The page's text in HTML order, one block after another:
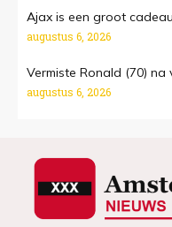
Ajax is een groot
augustus 6, 2026
Vermiste Ronald (70)
augustus 6, 2026